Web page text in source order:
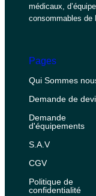
médicaux,
consommables de
Pages
Qui Sommes
Demande de
Demande
d'équipements
S.A.V
CGV
Politique de
confidentialité